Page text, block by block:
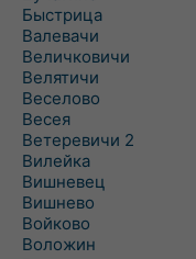
Быстрица
Валевачи
Величковичи
Велятичи
Веселово
Весея
Ветеревичи 2
Вилейка
Вишневец
Вишнево
Войково
Воложин